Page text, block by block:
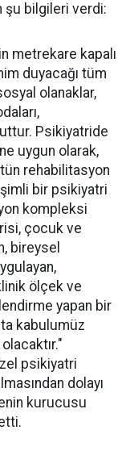
şu bilgileri verdi:
metrekare kapalı
duyacağı tüm
olanaklar,
Psikiyatride
uygun olarak,
rehabilitasyon
bir psikiyatri
kompleksi
çocuk ve
bireysel
ölçek ve
yapan bir
kabulumüz
psikiyatri
dolayı
kurucusu